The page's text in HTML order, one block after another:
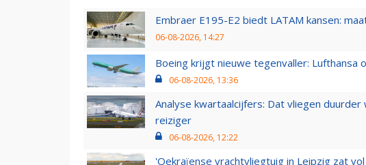
Embraer E195-E2 biedt LATAM kansen:
06-08-2026, 14:27
Boeing krijgt nieuwe tegenvaller:
06-08-2026, 13:36
Analyse kwartaalcijfers: Dat vliegen
reiziger
06-08-2026, 12:22
'Oekraïense vrachtvliegtuig in Leipzig zat